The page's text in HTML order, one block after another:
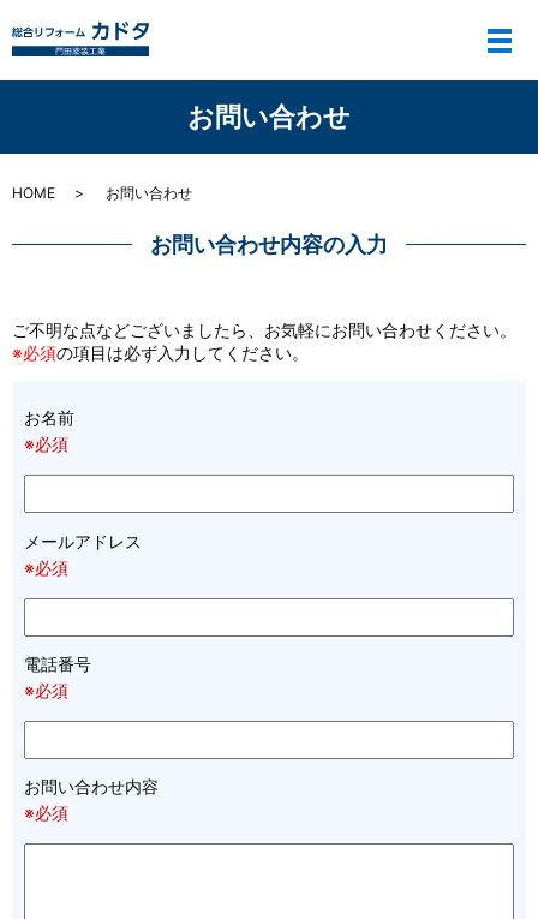
メ
お問い合わせ
HOME お問い合わせ
お問い合わせ内容の入力
ご不明な点などございましたら、お気軽にお問い合わせください。
※必須の項目は必ず入力してください。
お名前
※必須
メールアドレス
※必須
電話番号
※必須
お問い合わせ内容
※必須